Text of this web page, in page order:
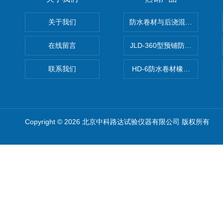
关于我们
在线留言
联系我们
防水卷材与后浇混凝土剥离强
JLD-360型预铺防水卷材抗冲
HD-6防水卷材橡胶测厚仪
Copyright © 2026 北京中科路达试验仪器有限公司 版权所有